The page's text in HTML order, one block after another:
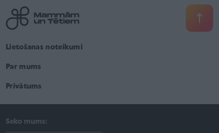
Lietošanas noteikumi
Par mums
Privātums
Seko mums: